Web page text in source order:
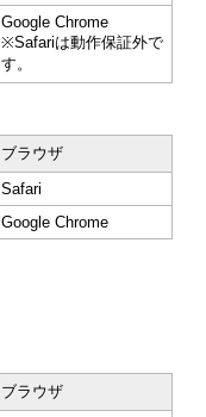
Google Chrome
※Safariは動作保証外で
す。
ブラウザ
Safari
Google Chrome
ブラウザ